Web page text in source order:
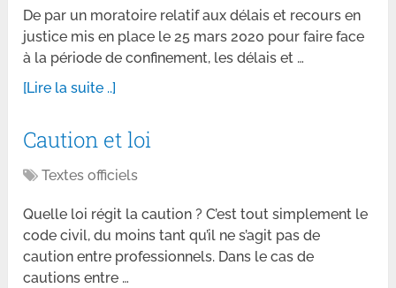
De par un moratoire relatif aux délais et recours en
justice mis en place le 25 mars 2020 pour faire face
à la période de confinement, les délais et …
[Lire la suite ..]
Caution et loi
Textes officiels
Quelle loi régit la caution ? C’est tout simplement le
code civil, du moins tant qu’il ne s’agit pas de
caution entre professionnels. Dans le cas de
cautions entre …